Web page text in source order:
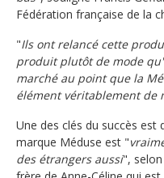
Fédération française de la
"Ils ont relancé cette
produit plutôt de mode
marché au point que la
élément véritablement de
Une des clés du succès est
marque Méduse est "
des étrangers aussi",